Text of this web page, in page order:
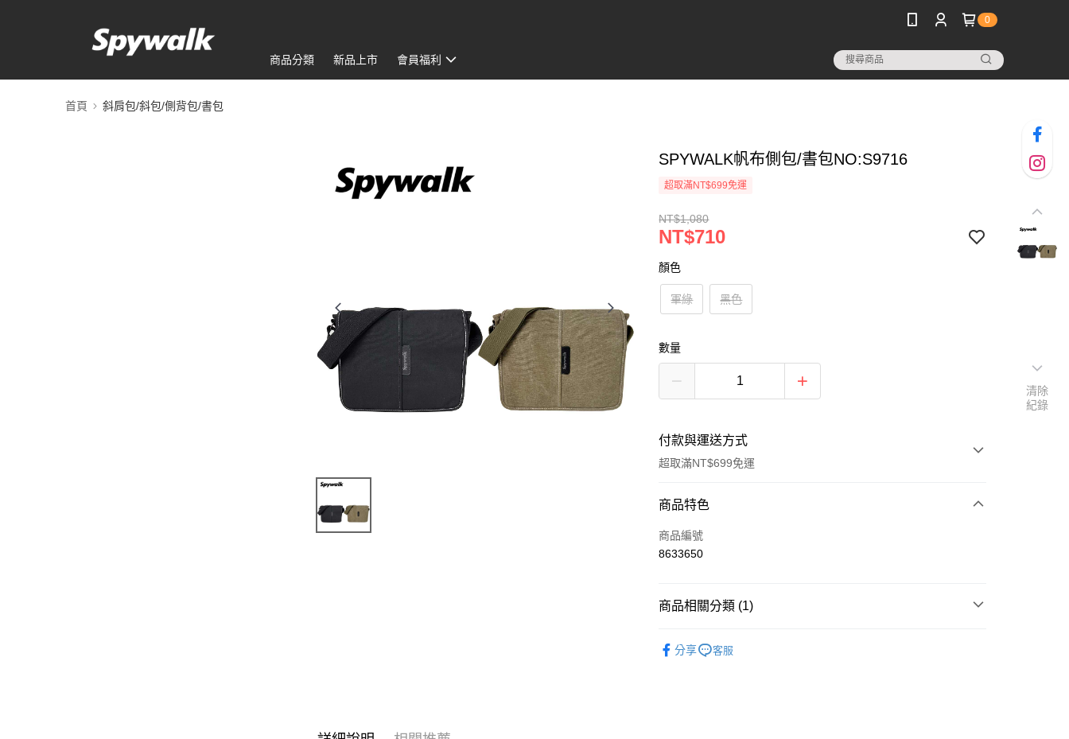
0
商品分類 新品上市 會員福利
首頁 斜肩包/斜包/側背包/書包
SPYWALK帆布側包/書包NO:S9716
超取滿NT$699免運
NT$1,080
NT$710
顏色
軍綠 黑色
數量
付款與運送方式
超取滿NT$699免運
付款方式
信用卡一次付款
運送方式
商品特色
商品編號
8633650
商品相關分類 (1)
分享
客服
清除
紀錄